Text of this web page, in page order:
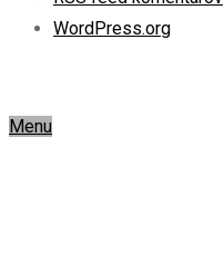
WordPress.org
Menu